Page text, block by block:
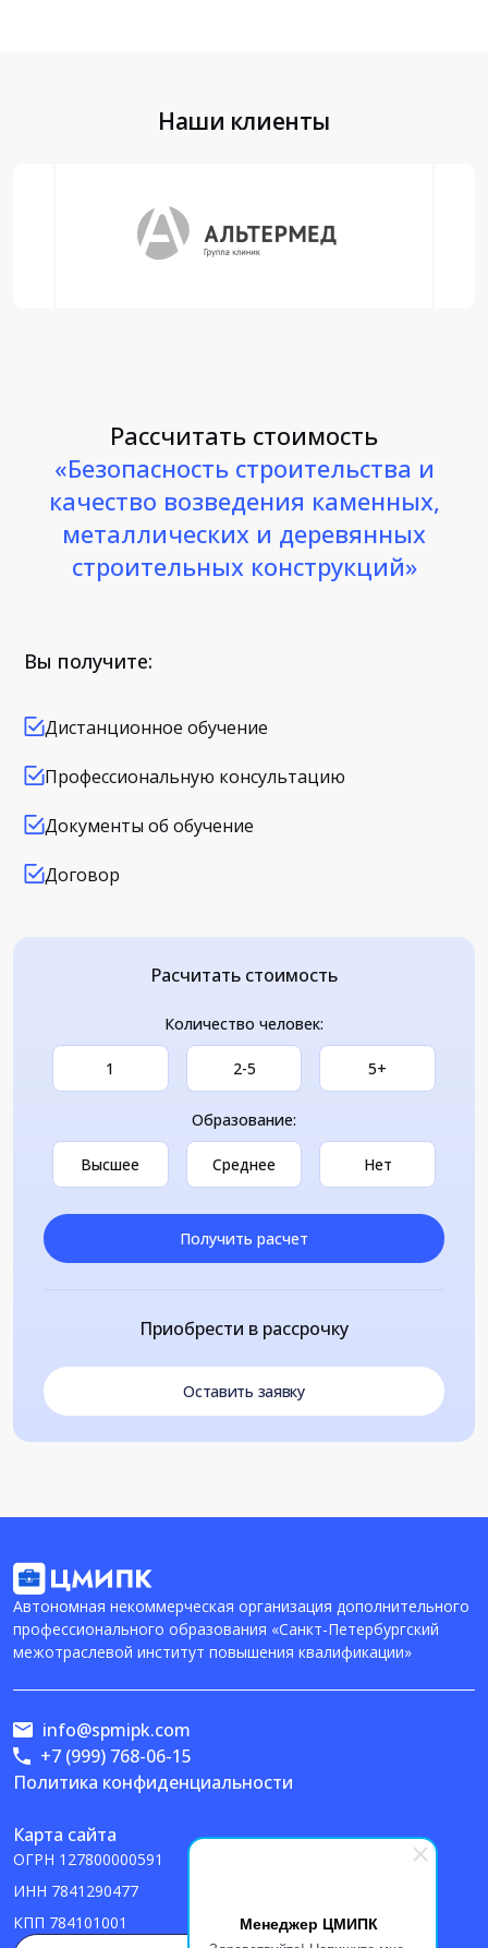
Менеджер ЦМИПК
Наши клиенты
Рассчитать стоимость
«Безопасность строительства и
качество возведения каменных,
металлических и деревянных
строительных конструкций»
Вы получите:
Дистанционное обучение
Профессиональную консультацию
Документы об обучение
Договор
Расчитать стоимость
Количество человек:
1 2-5 5+
Образование:
Высшее Среднее Нет
Получить расчет
Приобрести в рассрочку
Оставить заявку
Автономная некоммерческая организация дополнительного
профессионального образования «Санкт-Петербургский
межотраслевой институт повышения квалификации»
Политика конфиденциальности
Карта сайта
ОГРН 127800000591
ИНН 7841290477
КПП 784101001
info@spmipk.com
+7 (999) 768-06-15